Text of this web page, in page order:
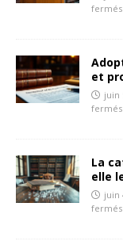
fermés
et
juin
fermés
La
elle
juin
fermés